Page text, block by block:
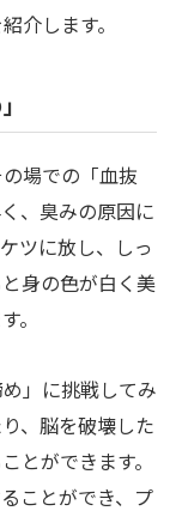
介します。
場での「血抜
、臭みの原因に
ツに放し、しっ
身の色が白く美
。
」に挑戦してみ
、脳を破壊した
とができます。
ことができ、プ